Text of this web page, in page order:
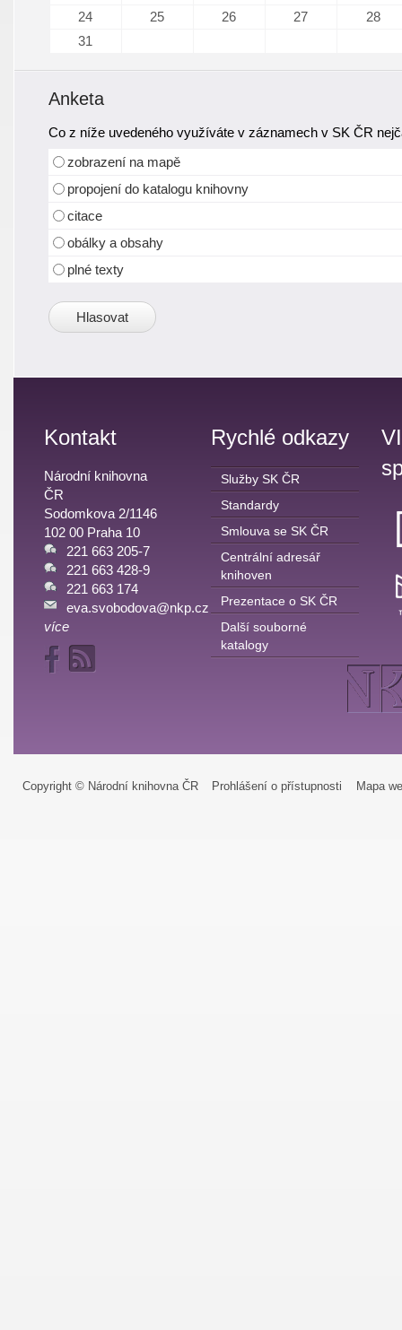
24 25 26 27
28
31
Anketa
Co z níže uvedeného využíváte v záznamech v SK ČR
zobrazení na mapě
propojení do katalogu knihovny
citace
obálky a obsahy
plné texty
Kontakt
Národní knihovna
ČR
Sodomkova 2/1146
102 00 Praha 10
221 663 205-7
221 663 428-9
221 663 174
eva.svobodova@nkp.cz
více
Rychlé odkazy
Služby SK ČR
Standardy
Smlouva se SK ČR
Centrální adresář
knihoven
Prezentace o SK ČR
Další souborné
katalogy
Copyright © Národní knihovna ČR Prohlášení o přístupnosti Mapa